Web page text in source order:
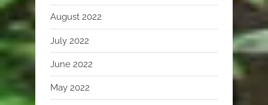
August 2022
July 2022
June 2022
May 2022